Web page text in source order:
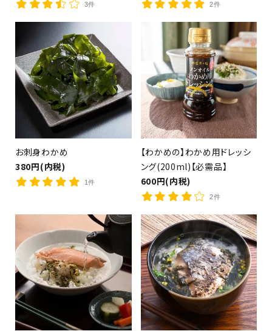
3件 2件
お刺身わかめ
380円(内税)
1件
【わかめの】わかめ用ドレッシ
ング(200ml)【必需品】
600円(内税)
2件